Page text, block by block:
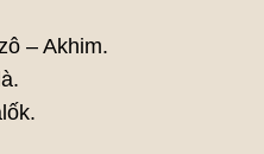
– Akhim.